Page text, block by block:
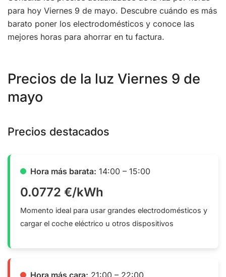
para hoy Viernes 9 de mayo. Descubre cuándo es más
barato poner los electrodomésticos y conoce las
mejores horas para ahorrar en tu factura.
Precios de la luz Viernes 9 de
mayo
Precios destacados
Hora más barata: 14:00 – 15:00
0.0772 €/kWh
Momento ideal para usar grandes electrodomésticos y
cargar el coche eléctrico u otros dispositivos
Hora más cara: 21:00 – 22:00